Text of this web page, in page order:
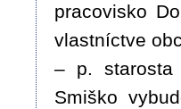
pracovisko
vlastníctve
– p. starosta
Smiško